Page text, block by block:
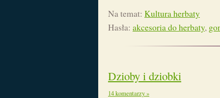
Na temat: Kultura herbaty
Hasła: akcesoria do herbaty,
Dzioby i dziobki
14 komentarzy »